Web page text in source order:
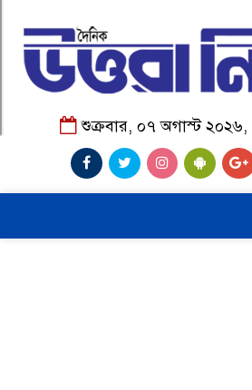
শুক্রবার, ০৭ অগাস্ট